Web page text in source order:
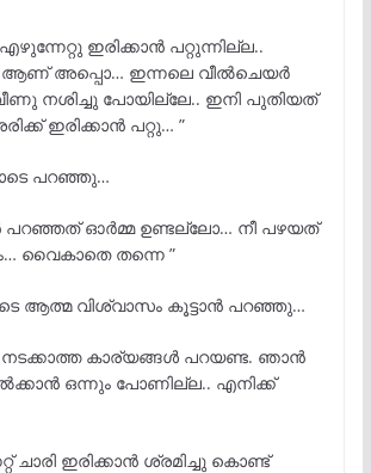
ഇരിക്കാൻ പറ്റുന്നില്ല..
ആണ് അപ്പൊ… ഇന്നലെ വീൽചെയർ
നശിച്ചു പോയില്ലേ.. ഇനി പുതിയത്
ഇരിക്കാൻ പറ്റു… ”
പറഞ്ഞു…
പറഞ്ഞത് ഓർമ്മ ഉണ്ടല്ലോ… നീ പഴയത്
വൈകാതെ തന്നെ ”
ആത്മ വിശ്വാസം കൂട്ടാൻ പറഞ്ഞു…
നടക്കാത്ത കാര്യങ്ങള്പറയണ്ട. ഞാൻ
ഒന്നും പോണില്ല.. എനിക്ക്
ചാരി ഇരിക്കാൻ ശ്രമിച്ചു കൊണ്ട്